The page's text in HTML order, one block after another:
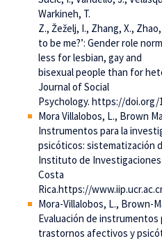
Warkineh, T.
Z., Žeželj, I., Zhang, X.,
to be me?’: Gender role
less for lesbian, gay and
bisexual people than for
Journal of Social
Psychology. https://doi.org/
Mora Villalobos, L., Brown
Instrumentos para la
psicóticos: sistematización
Instituto de
Costa
Rica.https://
Mora-Villalobos, L., Brown-
Evaluación de instrumentos
trastornos afectivos y